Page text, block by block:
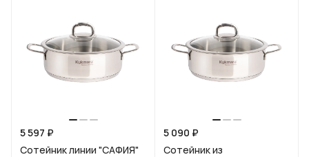
5 597 ₽
Сотейник линии "САФИЯ"
5 090 ₽
Сотейник из